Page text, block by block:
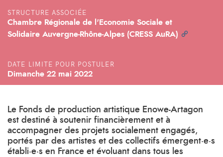
STRUCTURE ASSOCIÉE
Chambre Régionale de l'Economie Sociale et
Solidaire Auvergne-Rhône-Alpes (CRESS AuRA)
DATE LIMITE POUR POSTULER
Dimanche 22 mai 2022
Le Fonds de production artistique Enowe-Artagon
est destiné à soutenir financièrement et à
accompagner des projets socialement engagés,
portés par des artistes et des collectifs émergent·e·s
établi·e·s en France et évoluant dans tous les